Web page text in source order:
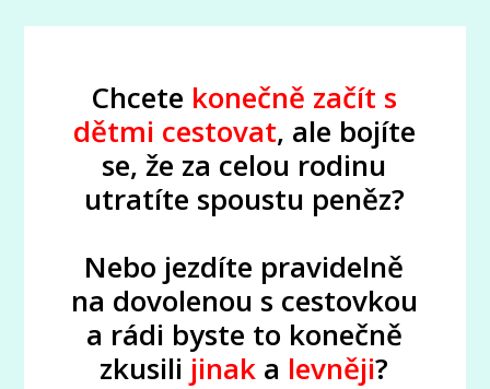
Chcete konečně začít s
dětmi cestovat, ale bojíte
se, že za celou rodinu
utratíte spoustu peněz?
Nebo jezdíte pravidelně
na dovolenou s cestovkou
a rádi byste to konečně
zkusili jinak a levněji?